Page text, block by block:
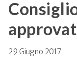
29 Giugno 2017